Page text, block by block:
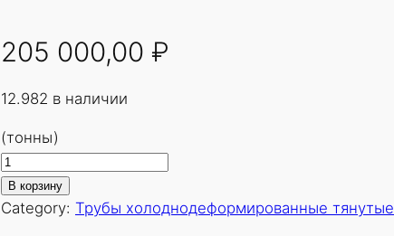
205 000,00 ₽
12.982 в наличии
(тонны)
К
о
л
В корзину
Category: Трубы холоднодеформированные тянутые